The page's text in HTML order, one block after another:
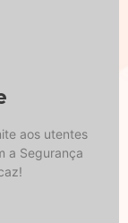
aos utentes
a Segurança
a Segurança